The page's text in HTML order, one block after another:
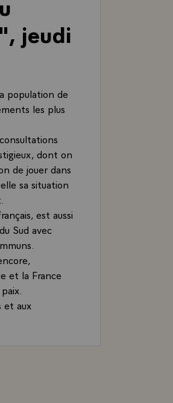
jeudi
population de
les plus
dont on
de jouer dans
sa situation
est aussi
Sud avec
et la France
et aux
Président de la